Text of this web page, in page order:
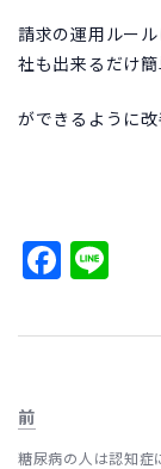
請求の運用ルー
社も出来るだけ
ができるように
前
糖尿病の人は認知症